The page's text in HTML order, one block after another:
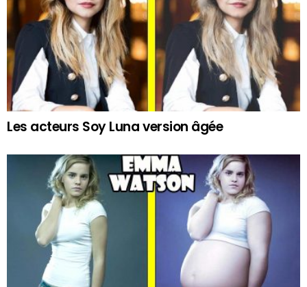
Les acteurs Soy Luna version âgée